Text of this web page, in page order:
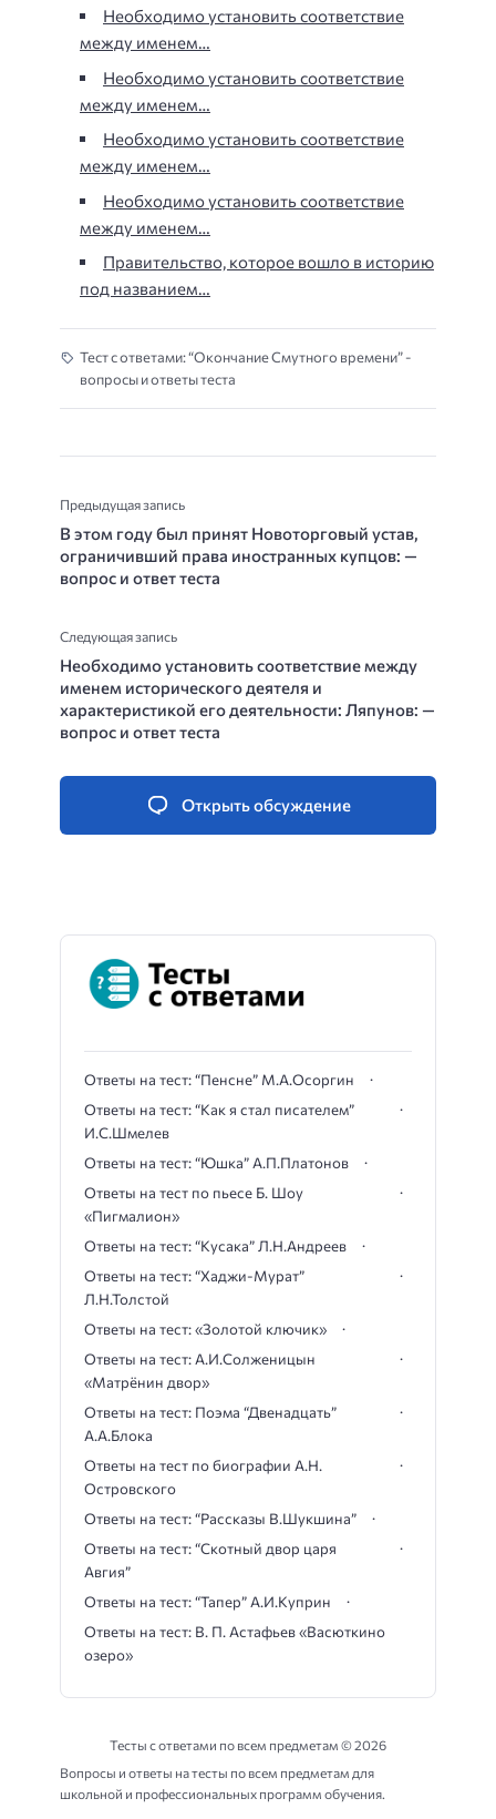
Необходимо установить соответствие
между именем…
Необходимо установить соответствие
между именем…
Необходимо установить соответствие
между именем…
Необходимо установить соответствие
между именем…
Правительство, которое вошло в историю
под названием…
Тест с ответами: “Окончание Смутного времени” -
вопросы и ответы теста
Предыдущая запись
В этом году был принят Новоторговый устав,
ограничивший права иностранных купцов: —
вопрос и ответ теста
Следующая запись
Необходимо установить соответствие между
именем исторического деятеля и
характеристикой его деятельности: Ляпунов: —
вопрос и ответ теста
Открыть обсуждение
Ответы на тест: “Пенсне” М.А.Осоргин
Ответы на тест: “Как я стал писателем”
И.С.Шмелев
Ответы на тест: “Юшка” А.П.Платонов
Ответы на тест по пьесе Б. Шоу
«Пигмалион»
Ответы на тест: “Кусака” Л.Н.Андреев
Ответы на тест: “Хаджи-Мурат”
Л.Н.Толстой
Ответы на тест: «Золотой ключик»
Ответы на тест: А.И.Солженицын
«Матрёнин двор»
Ответы на тест: Поэма “Двенадцать”
А.А.Блока
Ответы на тест по биографии А.Н.
Островского
Ответы на тест: “Рассказы В.Шукшина”
Ответы на тест: “Скотный двор царя
Авгия”
Ответы на тест: “Тапер” А.И.Куприн
Ответы на тест: В. П. Астафьев «Васюткино
озеро»
Тесты с ответами по всем предметам ©2026
Вопросы и ответы на тесты по всем предметам для
школьной и профессиональных программ обучения.